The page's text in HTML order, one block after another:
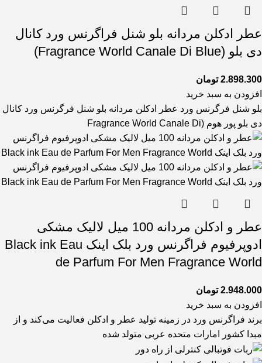
عطر ادکلن مردانه بلو شنل فراگرنس ورد کانال
دی بلو (Fragrance World Canale Di Blue)
2.898.300 تومان
افزودن به سبد خرید
بلو شنل فرگرنس ورد عطر ادکلن مردانه بلو شنل فرگرنس ورد کانال
دی بلو پور هوم (Fragrance World Canale Di
عطر و ادکلن مردانه 100 میل لالیک مشکی
ادوپرفیوم فراگرنس ورد بلک اینک Black ink Eau
de Parfum For Men Fragrance World
2.948.000 تومان
افزودن به سبد خرید
برند فراگرنس ورد در زمینه تولید عطر و ادکلن فعالیت می‌کند و از
مبدا کشور امارات متحده عربی متولد شده